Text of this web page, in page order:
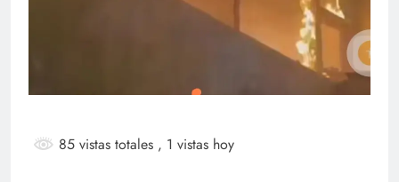
85 vistas totales , 1 vistas hoy